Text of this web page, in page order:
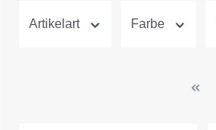
Artikelart Farbe